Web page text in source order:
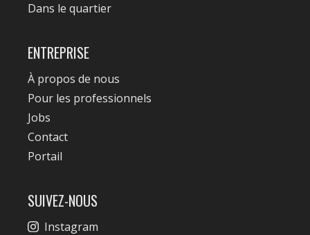
Dans le quartier
ENTREPRISE
À propos de nous
Pour les professionnels
Jobs
Contact
Portail
SUIVEZ-NOUS
Instagram